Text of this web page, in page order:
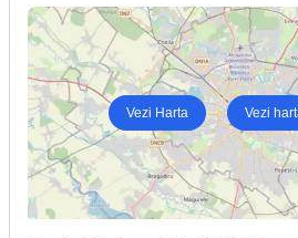
Vezi Harta Vezi